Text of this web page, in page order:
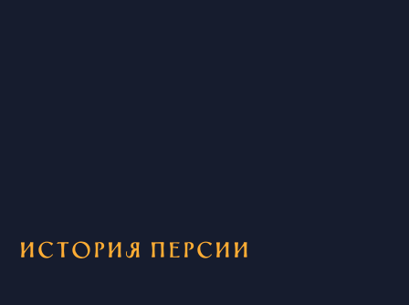
История Персии